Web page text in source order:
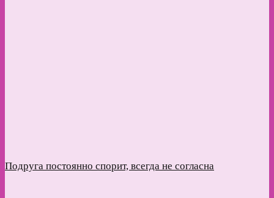
Подруга постоянно спорит, всегда не согласна